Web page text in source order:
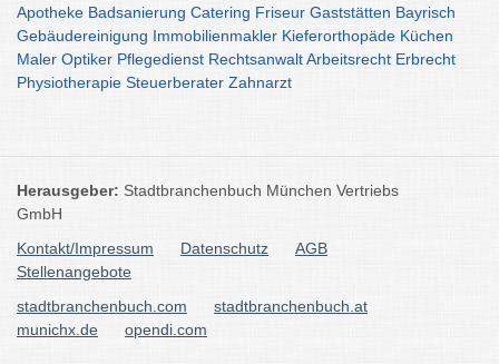
Apotheke Badsanierung Catering Friseur Gaststätten Bayrisch
Gebäudereinigung Immobilienmakler Kieferorthopäde Küchen
Maler Optiker Pflegedienst RechtsanwaltArbeitsrecht Erbrecht
Physiotherapie Steuerberater Zahnarzt
Herausgeber: Stadtbranchenbuch München Vertriebs
GmbH
Kontakt/Impressum
Datenschutz
AGB
Stellenangebote
stadtbranchenbuch.com
stadtbranchenbuch.at
munichx.de
opendi.com